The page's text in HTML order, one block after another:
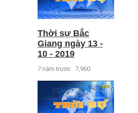
Thời sự Bắc
Giang ngày 13 -
10 - 2019
7 năm trước 7,960